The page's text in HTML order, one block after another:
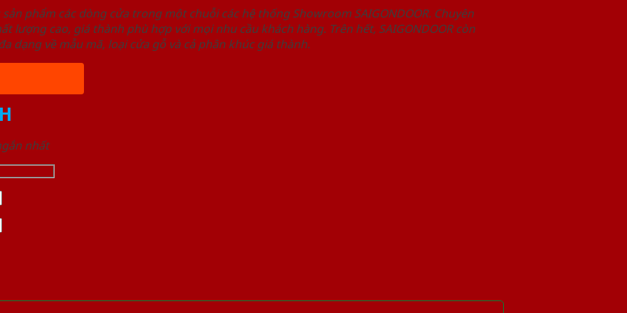
phẩm các dòng cửa trong một chuỗi các hệ thống Showroom SAIGONDOOR. Chuyên
cao, giá thành phù hợp với mọi nhu cầu khách hàng. Trên hết, SAIGONDOOR còn
dạng về mẫu mã, loại cửa gỗ và cả phân khúc giá thành.
nhất